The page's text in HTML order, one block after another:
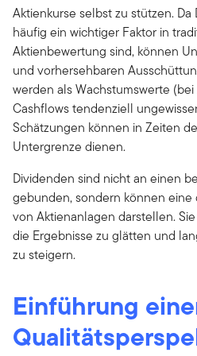
Aktienkurse selbst zu stützen.
häufig ein wichtiger Faktor in
Aktienbewertung sind, können
und vorhersehbaren
werden als Wachstumswerte
Cashflows tendenziell
Schätzungen können in Zeiten
Untergrenze dienen.
Dividenden sind nicht an einen
gebunden, sondern können
von Aktienanlagen darstellen.
die Ergebnisse zu glätten und
zu steigern.
Einführung